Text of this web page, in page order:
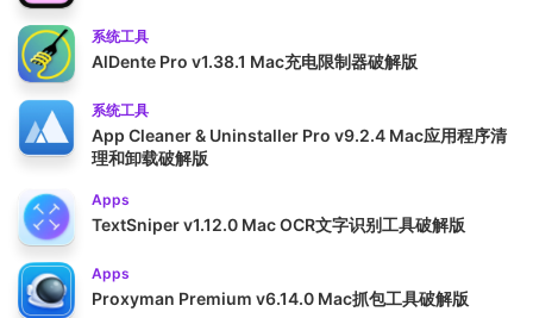
系统工具
AlDente Pro v1.38.1 Mac充电限制器破解版
系统工具
App Cleaner & Uninstaller Pro v9.2.4 Mac应用程序清
理和卸载破解版
Apps
TextSniper v1.12.0 Mac OCR文字识别工具破解版
Apps
Proxyman Premium v6.14.0 Mac抓包工具破解版